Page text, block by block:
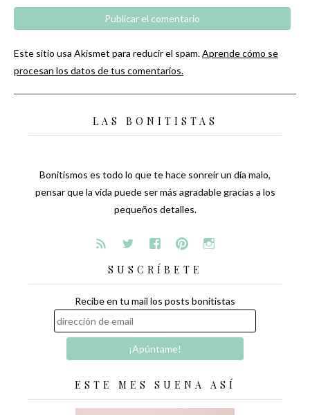
Este sitio usa Akismet para reducir el spam.Aprende cómo se
procesan los datos de tus comentarios.
LAS BONITISTAS
Bonitismos es todo lo que te hace sonreír un día malo,
pensar que la vida puede ser más agradable gracias a los
pequeños detalles.
SUSCRÍBETE
Recibe en tu mail los posts bonitistas
ESTE MES SUENA ASÍ